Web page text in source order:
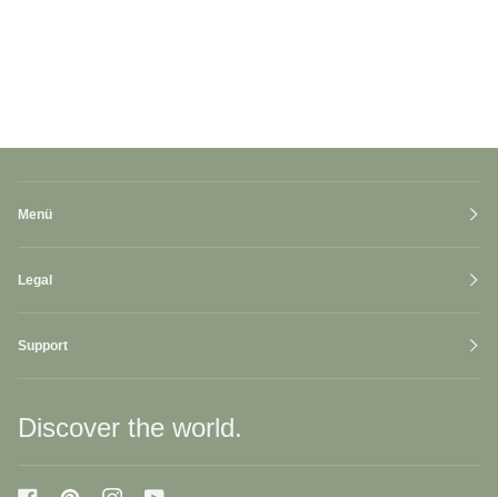
Menü
Legal
Support
Discover the world.